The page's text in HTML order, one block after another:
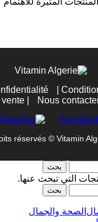
vente
Nous
réservés © Vitamin
بحث
التي تبحث عنها.
بحث
الصحة والجمال